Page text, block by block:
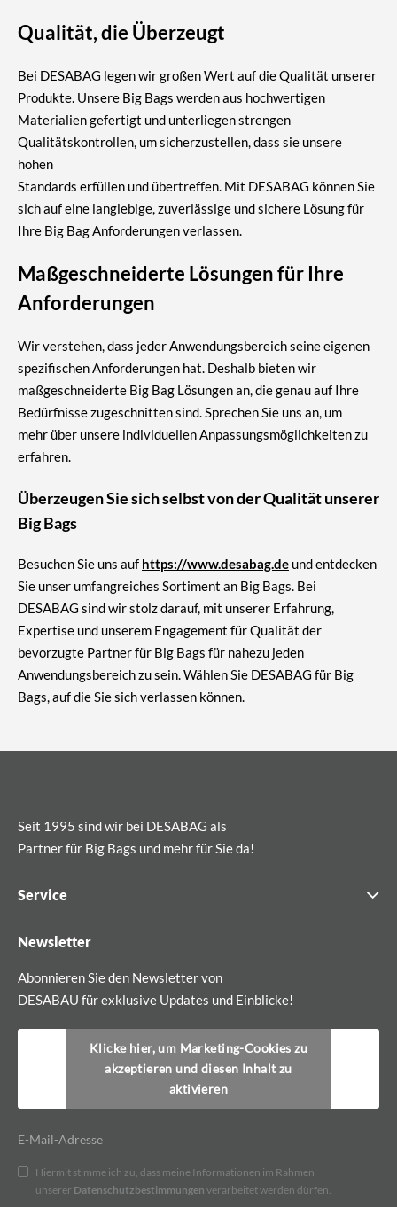
Qualität, die Überzeugt
Bei DESABAG legen wir großen Wert auf die Qualität unserer
Produkte. Unsere Big Bags werden aus hochwertigen
Materialien gefertigt und unterliegen strengen
Qualitätskontrollen, um sicherzustellen, dass sie unsere
hohen
Standards erfüllen und übertreffen. Mit DESABAG können Sie
sich auf eine langlebige, zuverlässige und sichere Lösung für
Ihre Big Bag Anforderungen verlassen.
Maßgeschneiderte Lösungen für Ihre
Anforderungen
Wir verstehen, dass jeder Anwendungsbereich seine eigenen
spezifischen Anforderungen hat. Deshalb bieten wir
maßgeschneiderte Big Bag Lösungen an, die genau auf Ihre
Bedürfnisse zugeschnitten sind. Sprechen Sie uns an, um
mehr über unsere individuellen Anpassungsmöglichkeiten zu
erfahren.
Überzeugen Sie sich selbst von der Qualität unserer
Big Bags
Besuchen Sie uns auf https://www.desabag.de und entdecken
Sie unser umfangreiches Sortiment an Big Bags. Bei
DESABAG sind wir stolz darauf, mit unserer Erfahrung,
Expertise und unserem Engagement für Qualität der
bevorzugte Partner für Big Bags für nahezu jeden
Anwendungsbereich zu sein. Wählen Sie DESABAG für Big
Bags, auf die Sie sich verlassen können.
Seit 1995 sind wir bei DESABAG als
Partner für Big Bags und mehr für Sie da!
Service
Newsletter
Abonnieren Sie den Newsletter von
DESABAU für exklusive Updates und Einblicke!
Klicke hier, um Marketing-Cookies zu
akzeptieren und diesen Inhalt zu
aktivieren
Hiermit stimme ich zu, dass meine Informationen im Rahmen
unserer Datenschutzbestimmungen verarbeitet werden dürfen.